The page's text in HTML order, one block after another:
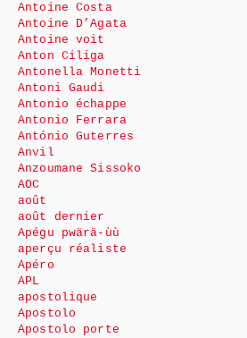
Antoine Costa
Antoine D’Agata
Antoine voit
Anton Ciliga
Antonella Monetti
Antoni Gaudi
Antonio échappe
Antonio Ferrara
António Guterres
Anvil
Anzoumane Sissoko
AOC
août
août dernier
Apégu pwärä-ùù
aperçu réaliste
Apéro
APL
apostolique
Apostolo
Apostolo porte